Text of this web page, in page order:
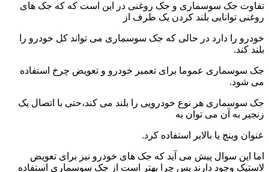
تفاوت جک سوسماری و جک روغنی در این است که که جک های
روغنی توانایی بلند کردن یک طرف از
خودرو را دارد در حالی که جک سوسماری می تواند کل خودرو را
بلند کند.
جک سوسماری عموما برای تعمیر خودرو و تعویض چرخ استفاده
می شود.
جک سوسماری هر نوع خودرویی را بلند می کند،حتی با اتصال یک
زنجیر به آن می توان به
عنوان وینچ یا بالابر استفاده کرد.
اما این سوال پیش می آید که جک های خودرو نیز برای تعویض
لاستیک وجود دارند پس چرا بهتر است از جک سوسماری استفاده